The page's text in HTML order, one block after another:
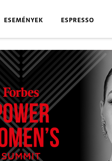
ESEMÉNYEK ESPRESSO